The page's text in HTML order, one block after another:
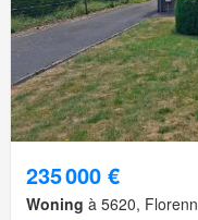
235 000 €
Woning à 5620,